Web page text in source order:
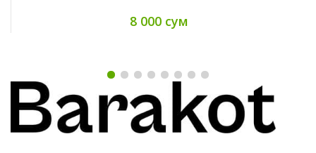
8 000 сум